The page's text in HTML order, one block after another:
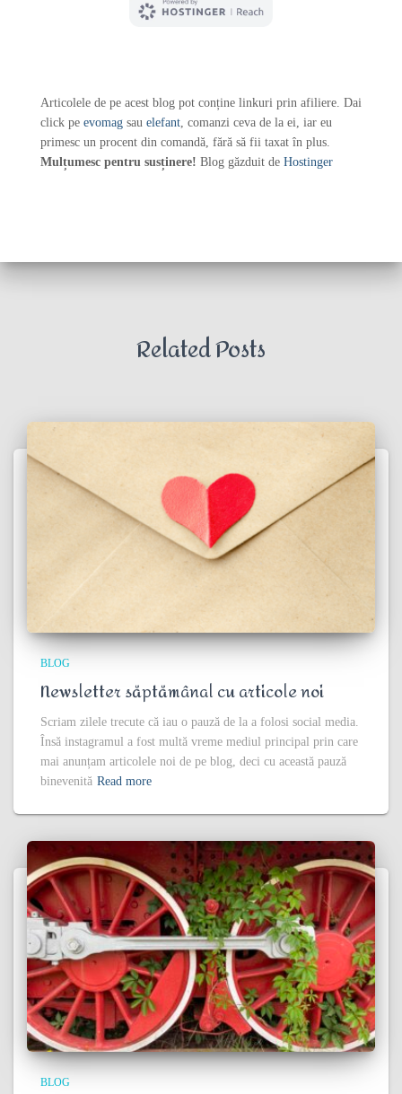
Articolele de pe acest blog pot conține linkuri prin afiliere. Dai
click pe evomag sau elefant , comanzi ceva de la ei, iar eu
primesc un procent din comandă, fără să fii taxat în plus.
Mulțumesc pentru susținere! Blog găzduit de Hostinger
Related Posts
BLOG
Newsletter săptămânal cu articole noi
Scriam zilele trecute că iau o pauză de la a folosi social media.
Însă instagramul a fost multă vreme mediul principal prin care
mai anunțam articolele noi de pe blog, deci cu această pauză
binevenită Read more
BLOG